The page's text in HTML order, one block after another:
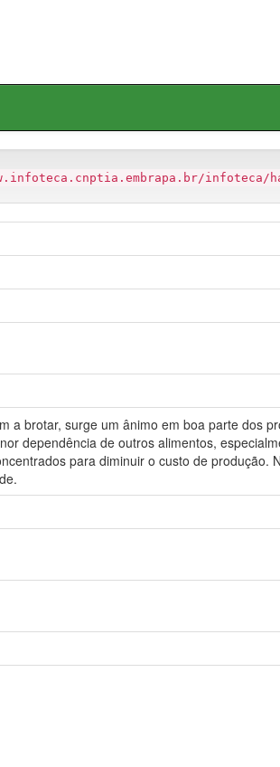
infoteca/
a brotar, surge um ânimo em boa parte dos
dependência de outros alimentos,
para diminuir o custo de produção.